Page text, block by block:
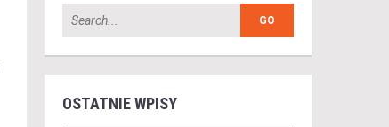
OSTATNIE WPISY